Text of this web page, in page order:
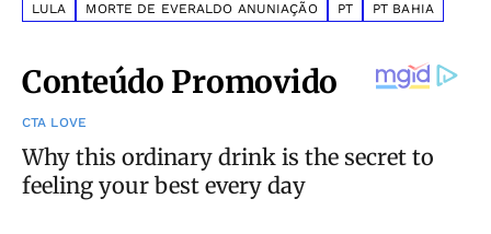
LULA MORTE DE EVERALDO ANUNIAÇÃO PT PT BAHIA